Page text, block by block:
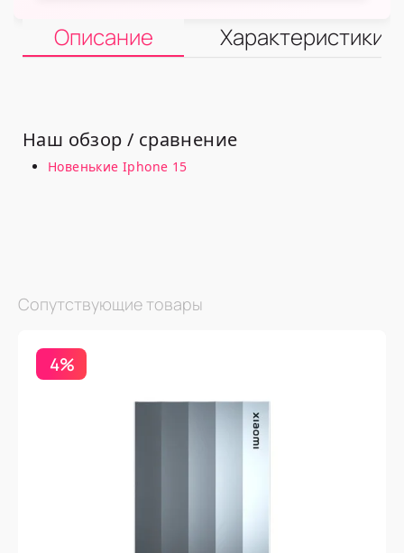
Описание Характеристики
Наш обзор / сравнение
Новенькие Iphone 15
Сопутствующие товары
4%